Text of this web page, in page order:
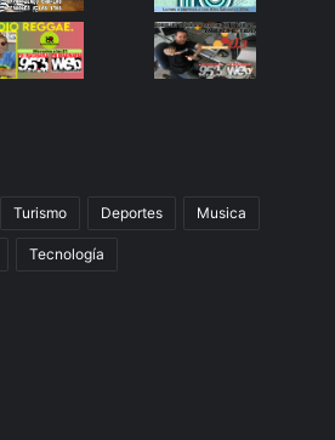
Turismo Deportes Musica
Tecnología